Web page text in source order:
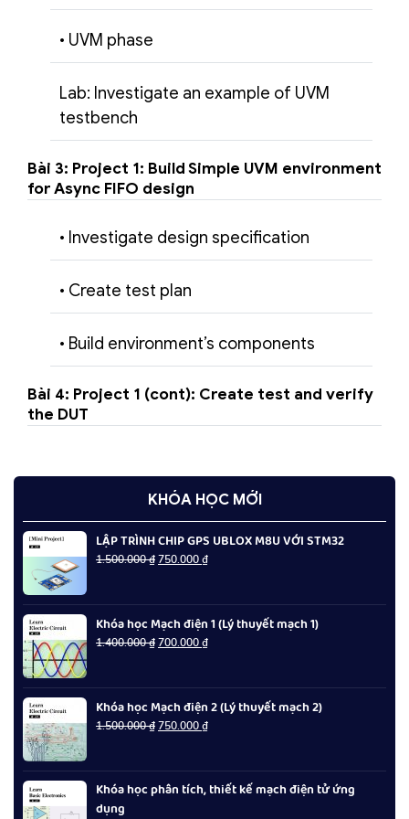
• UVM phase
Lab: Investigate an example of UVM
testbench
Bài 3: Project 1: Build Simple UVM environment
for Async FIFO design
• Investigate design specification
• Create test plan
• Build environment’s components
Bài 4: Project 1 (cont): Create test and verify
the DUT
KHÓA HỌC MỚI
LẬP TRÌNH CHIP GPS UBLOX M8U VỚI STM32
1.500.000₫Giá
1.500.000 ₫.
750.000₫Giá
là:
750.000 ₫.
Khóa học Mạch điện 1 (Lý thuyết mạch 1)
1.400.000₫Giá
1.400.000 ₫.
700.000₫Giá
là:
700.000 ₫.
Khóa học Mạch điện 2 (Lý thuyết mạch 2)
1.500.000₫Giá
1.500.000 ₫.
750.000₫Giá
là:
750.000 ₫.
Khóa học phân tích, thiết kế mạch điện tử ứng
dụng